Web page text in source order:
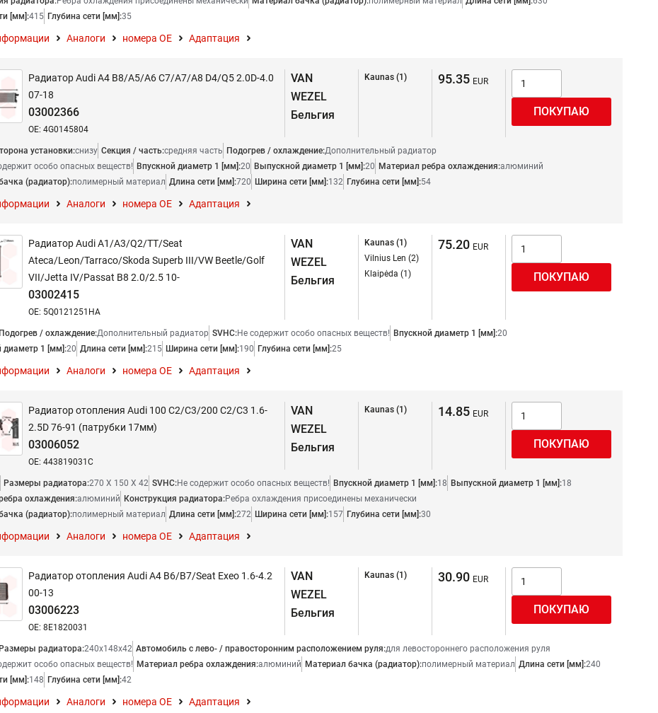
[мм]:415 Глубина сети [мм]:35
Аналоги номера ОЕ Адаптация
Радиатор Audi A4 B8/A5/A6 C7/A7/A8 D4/Q5 2.0D-4.0
07-18
03002366
OE: 4G0145804
VAN
WEZEL
Бельгия
Kaunas (1) 95.35
установки:снизу Секция / часть:средняя часть Подогрев / охлаждение:Дополнительный радиатор
особо опасных веществ! Впускной диаметр 1 [мм]:20 Выпускной диаметр 1 [мм]:20 Материал ребра охлаждения:алюминий
(радиатор):полимерный материал Длина сети [мм]:720 Ширина сети [мм]:132 Глубина сети [мм]:54
Аналоги номера ОЕ Адаптация
Радиатор Audi A1/A3/Q2/TT/Seat
Ateca/Leon/Tarraco/Skoda Superb III/VW Beetle/Golf
VII/Jetta IV/Passat B8 2.0/2.5 10-
03002415
OE: 5Q0121251HA
VAN
WEZEL
Бельгия
Kaunas (1)
Vilnius Len (2)
Klaipėda (1)
75.20
Подогрев / охлаждение:Дополнительный радиатор SVHC:Не содержит особо опасных веществ! Впускной диаметр 1 [мм]:20
диаметр 1 [мм]:20 Длина сети [мм]:215 Ширина сети [мм]:190 Глубина сети [мм]:25
Аналоги номера ОЕ Адаптация
Радиатор отопления Audi 100 C2/C3/200 C2/C3 1.6-
2.5D 76-91 (патрубки 17мм)
03006052
OE: 443819031C
VAN
WEZEL
Бельгия
Kaunas (1) 14.85
Размеры радиатора:270 X 150 X 42 SVHC:Не содержит особо опасных веществ! Впускной диаметр 1 [мм]:18 Выпускной диаметр 1 [мм]:18
охлаждения:алюминий Конструкция радиатора:Ребра охлаждения присоединены механически
(радиатор):полимерный материал Длина сети [мм]:272 Ширина сети [мм]:157 Глубина сети [мм]:30
Аналоги номера ОЕ Адаптация
Радиатор отопления Audi A4 B6/B7/Seat Exeo 1.6-4.2
00-13
03006223
OE: 8E1820031
VAN
WEZEL
Бельгия
Kaunas (1) 30.90
Размеры радиатора:240x148x42 Автомобиль с лево- / правосторонним расположением руля:для левостороннего расположения руля
особо опасных веществ! Материал ребра охлаждения:алюминий Материал бачка (радиатор):полимерный материал Длина сети [мм]:240
[мм]:148 Глубина сети [мм]:42
Аналоги номера ОЕ Адаптация